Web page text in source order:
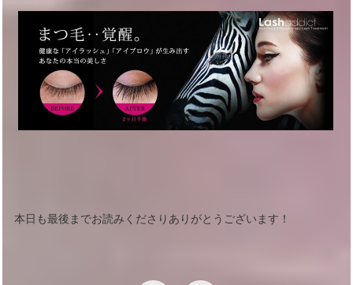
本日も最後までお読みくださりありがとうございます！